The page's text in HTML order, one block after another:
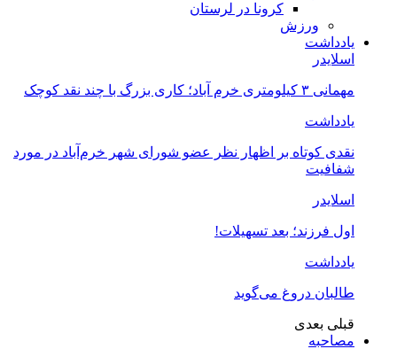
کرونا در لرستان
ورزش
یادداشت
اسلایدر
مهمانی ۳ کیلومتری خرم آباد؛ کاری بزرگ با چند نقد کوچک
یادداشت
نقدی کوتاه بر اظهار نظر عضو شورای شهر خرم‌آباد در مورد
شفافیت
اسلایدر
اول فرزند؛ بعد تسهیلات!
یادداشت
طالبان دروغ می‌گوید
قبلی بعدی
مصاحبه